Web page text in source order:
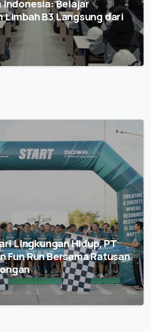
Indonesia: Belajar
Limbah B3 Langsung dari
1
Lingkungan Hidup, PT
Fun Run Bersama Ratusan